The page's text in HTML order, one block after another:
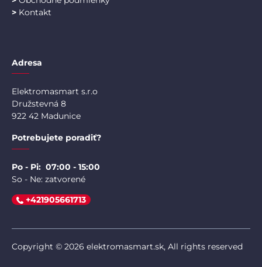
> Kontakt
Adresa
Elektromasmart s.r.o
Družstevná 8
922 42 Madunice
Potrebujete poradiť?
Po - Pi: 07:00 - 15:00
So - Ne: zatvorené
+421905661713
Copyright © 2026 elektromasmart.sk, All rights reserved